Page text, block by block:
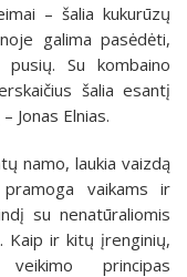
– šalia kukurūzų
galima pasėdėti,
Su kombaino
šalia esantį
Jonas Elnias.
namo, laukia vaizdą
vaikams ir
su nenatūraliomis
Kaip ir kitų įrenginių,
principas